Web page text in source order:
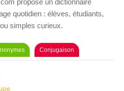
propose un dictionnaire
quotidien : élèves, étudiants,
simples curieux.
Conjugaison